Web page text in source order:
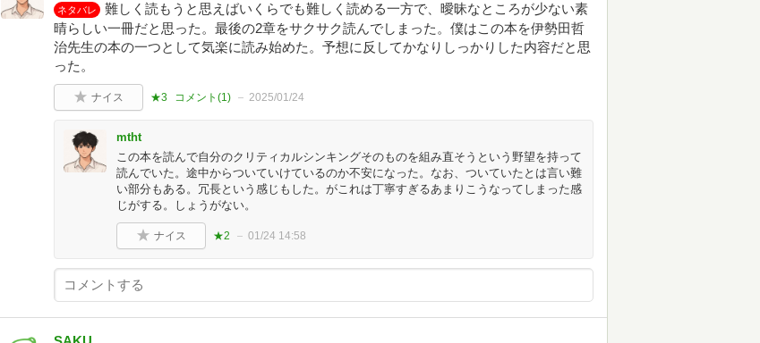
ネタバレ
難しく読もうと思えばいくらでも難しく読める一方で、曖昧なところが少ない素
晴らしい一冊だと思った。最後の2章をサクサク読んでしまった。僕はこの本を伊勢田哲
治先生の本の一つとして気楽に読み始めた。予想に反してかなりしっかりした内容だと思
った。
ナイス ★3 コメント(1) 2025/01/24
mtht
この本を読んで自分のクリティカルシンキングそのものを組み直そうという野望を持って
読んでいた。途中からついていけているのか不安になった。なお、ついていたとは言い難
い部分もある。冗長という感じもした。がこれは丁寧すぎるあまりこうなってしまった感
じがする。しょうがない。
ナイス ★2 01/24 14:58